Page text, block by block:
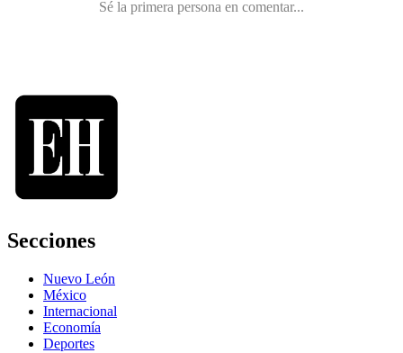
Secciones
Nuevo León
México
Internacional
Economía
Deportes